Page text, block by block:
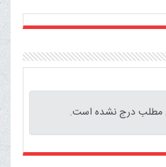
مطلب درج نشده است.